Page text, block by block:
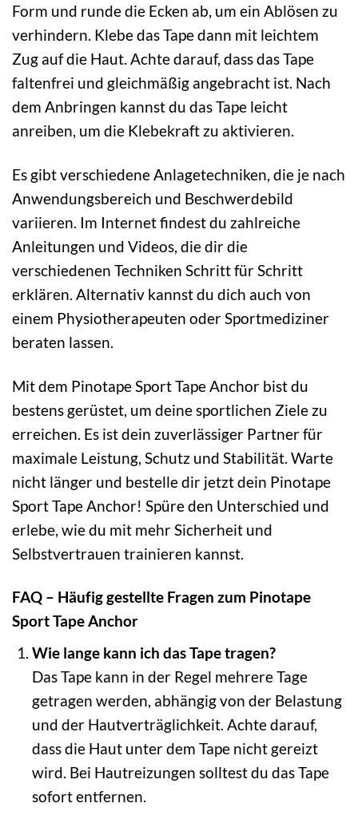
Form und runde die Ecken ab, um ein Ablösen zu
verhindern. Klebe das Tape dann mit leichtem
Zug auf die Haut. Achte darauf, dass das Tape
faltenfrei und gleichmäßig angebracht ist. Nach
dem Anbringen kannst du das Tape leicht
anreiben, um die Klebekraft zu aktivieren.
Es gibt verschiedene Anlagetechniken, die je nach
Anwendungsbereich und Beschwerdebild
variieren. Im Internet findest du zahlreiche
Anleitungen und Videos, die dir die
verschiedenen Techniken Schritt für Schritt
erklären. Alternativ kannst du dich auch von
einem Physiotherapeuten oder Sportmediziner
beraten lassen.
Mit dem Pinotape Sport Tape Anchor bist du
bestens gerüstet, um deine sportlichen Ziele zu
erreichen. Es ist dein zuverlässiger Partner für
maximale Leistung, Schutz und Stabilität. Warte
nicht länger und bestelle dir jetzt dein Pinotape
Sport Tape Anchor! Spüre den Unterschied und
erlebe, wie du mit mehr Sicherheit und
Selbstvertrauen trainieren kannst.
FAQ – Häufig gestellte Fragen zum Pinotape
Sport Tape Anchor
Wie lange kann ich das Tape tragen?
Das Tape kann in der Regel mehrere Tage
getragen werden, abhängig von der Belastung
und der Hautverträglichkeit. Achte darauf,
dass die Haut unter dem Tape nicht gereizt
wird. Bei Hautreizungen solltest du das Tape
sofort entfernen.